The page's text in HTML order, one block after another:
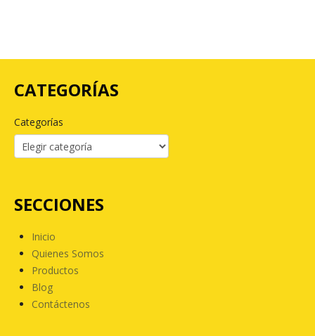
CATEGORÍAS
Categorías
SECCIONES
Inicio
Quienes Somos
Productos
Blog
Contáctenos